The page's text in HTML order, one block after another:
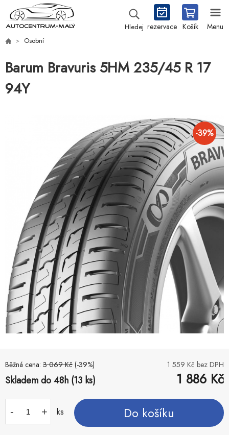
Hledej rezervace Košík Menu
Osobní
Barum Bravuris 5HM 235/45 R 17
94Y
-39%
Běžná cena: 3 069 Kč (-39%) 1 559 Kč bez DPH
Skladem do 48h (13 ks) 1 886 Kč
- + ks Do košíku